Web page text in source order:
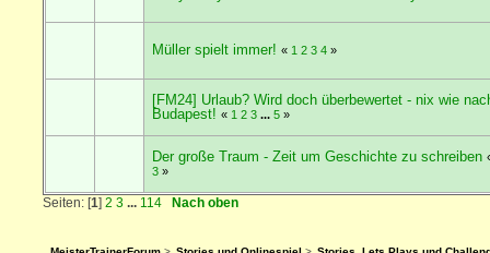
Müller spielt immer! « 1 2 3 4»
[FM24] Urlaub? Wird doch überbewertet - nix wie
Budapest! « 1 2 3 ... 5»
Der große Traum - Zeit um Geschichte zu schreiben
3»
Seiten: [1]2 3 ... 114 Nach oben